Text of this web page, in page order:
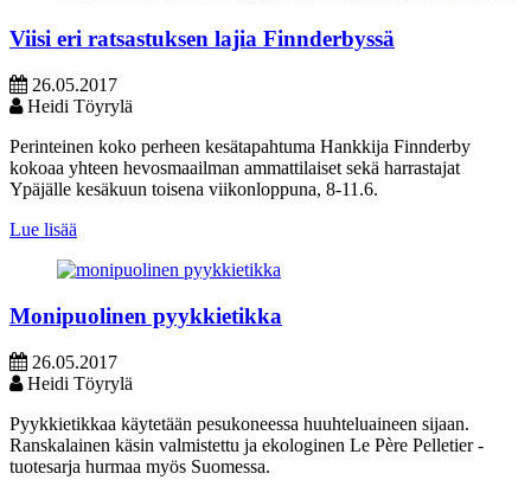
Viisi eri ratsastuksen lajia Finnderbyssä
26.05.2017
Heidi Töyrylä
Perinteinen koko perheen kesätapahtuma Hankkija Finnderby
kokoaa yhteen hevosmaailman ammattilaiset sekä harrastajat
Ypäjälle kesäkuun toisena viikonloppuna, 8-11.6.
Lue lisää
Monipuolinen pyykkietikka
26.05.2017
Heidi Töyrylä
Pyykkietikkaa käytetään pesukoneessa huuhteluaineen sijaan.
Ranskalainen käsin valmistettu ja ekologinen Le Père Pelletier -
tuotesarja hurmaa myös Suomessa.